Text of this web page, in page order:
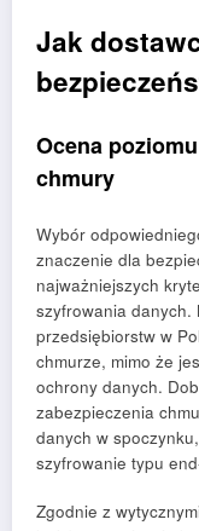
Jak
Ocena
chmury
Wybór
znaczenie dla
najważniejszych
szyfrowania danych.
przedsiębiorstw w
chmurze, mimo że
ochrony danych.
zabezpieczenia
danych w
szyfrowanie typu
Zgodnie z